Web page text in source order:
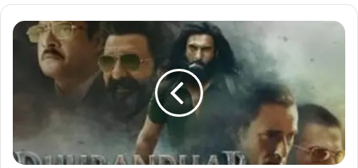
Dhurandhar
Movie
की